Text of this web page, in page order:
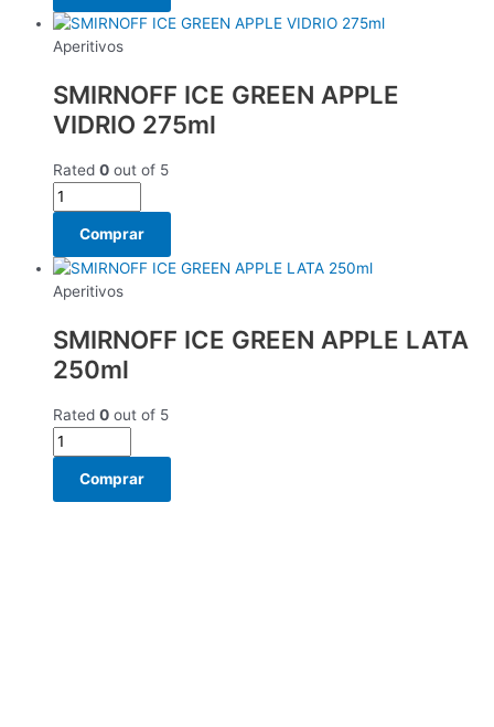
Aperitivos
SMIRNOFF ICE GREEN APPLE
VIDRIO 275ml
Rated 0 out of 5
Comprar
Aperitivos
SMIRNOFF ICE GREEN APPLE LATA
250ml
Rated 0 out of 5
Comprar